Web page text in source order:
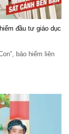
đầu tư giáo dục
bảo hiểm liên